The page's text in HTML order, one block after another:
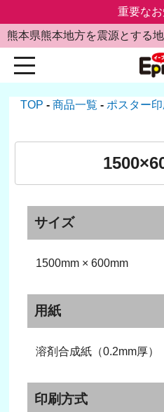
重要な
熊本県熊本地方を震源とする
TOP 商品一覧 ポスター印
サイズ
1500mm × 600mm
用紙
溶剤合成紙（0.2mm厚）
印刷方式